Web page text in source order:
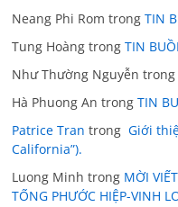
Neang Phi Rom trongTIN
Tung Hoàng trongTIN
Như Thường Nguyễn
Hà Phuong An trongTIN
Patrice Tran trong Giới
California”).
Luong Minh trong MỜI
TỐNG PHƯỚC HIỆP-VINH